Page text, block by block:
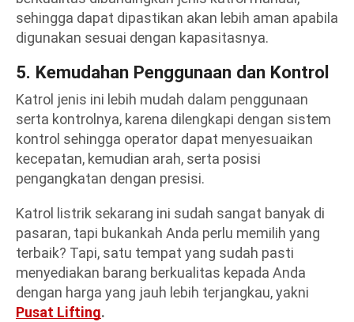
sehingga dapat dipastikan akan lebih aman apabila
digunakan sesuai dengan kapasitasnya.
5. Kemudahan Penggunaan dan Kontrol
Katrol jenis ini lebih mudah dalam penggunaan
serta kontrolnya, karena dilengkapi dengan sistem
kontrol sehingga operator dapat menyesuaikan
kecepatan, kemudian arah, serta posisi
pengangkatan dengan presisi.
Katrol listrik sekarang ini sudah sangat banyak di
pasaran, tapi bukankah Anda perlu memilih yang
terbaik? Tapi, satu tempat yang sudah pasti
menyediakan barang berkualitas kepada Anda
dengan harga yang jauh lebih terjangkau, yakni
Pusat Lifting.